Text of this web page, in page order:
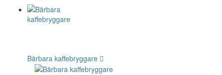
Bärbara kaffebryggare